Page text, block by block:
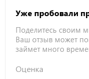
Уже пробовали
Поделитесь своим
Ваш отзыв может
займет много
Оценка